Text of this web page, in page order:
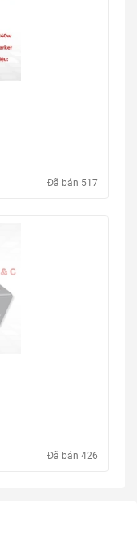
Đã bán 517
Đã bán 426